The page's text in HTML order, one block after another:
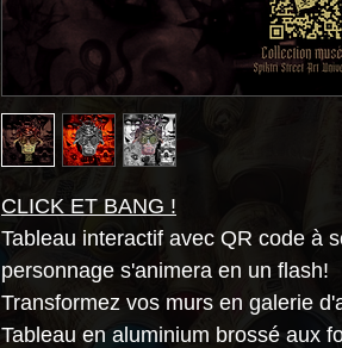
CLICK ET BANG !
Tableau interactif avec QR code à
personnage s'animera en un flash!
Transformez vos murs en galerie
Tableau en aluminium brossé aux